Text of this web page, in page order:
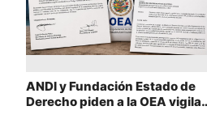
ANDI y Fundación Estado de
Derecho piden a la OEA vigilar